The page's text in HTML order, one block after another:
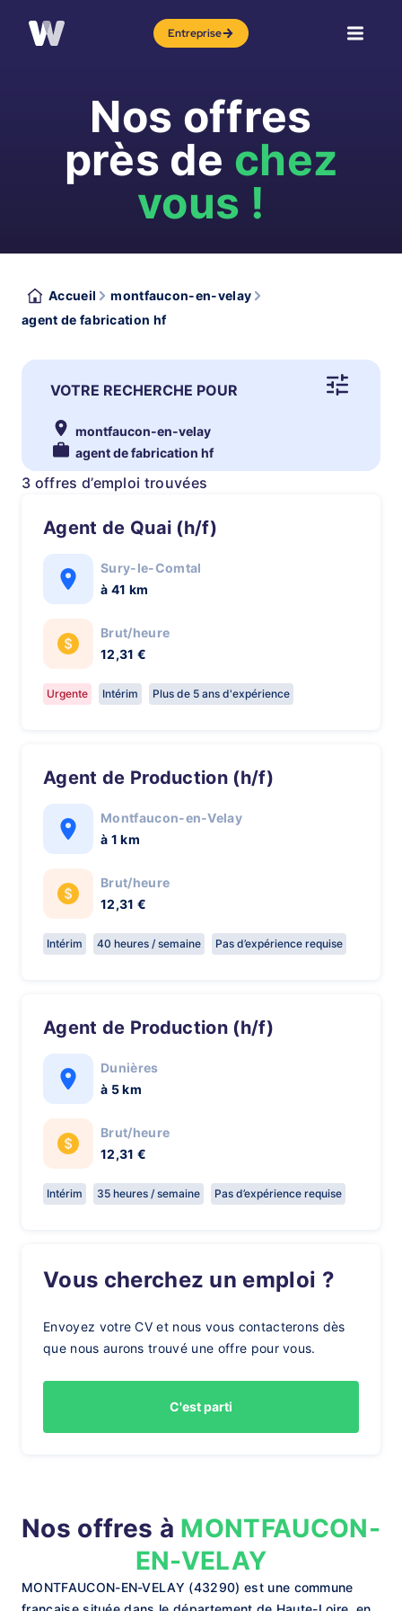
Entreprise
Nos offres
près de chez
vous !
Accueil
montfaucon-en-velay
agent de fabrication hf
VOTRE RECHERCHE POUR
montfaucon-en-velay
agent de fabrication hf
3 offres d’emploi trouvées
Agent de Quai (h/f)
Sury-le-Comtal
à 41 km
Brut/heure
12,31 €
Urgente Intérim Plus de 5 ans d'expérience
Agent de Production (h/f)
Montfaucon-en-Velay
à 1 km
Brut/heure
12,31 €
Intérim 40 heures / semaine Pas d’expérience requise
Agent de Production (h/f)
Dunières
à 5 km
Brut/heure
12,31 €
Intérim 35 heures / semaine Pas d’expérience requise
Vous cherchez un emploi ?
Envoyez votre CV et nous vous contacterons dès
que nous aurons trouvé une offre pour vous.
C'est parti
Nos offres à MONTFAUCON-
EN-VELAY
MONTFAUCON-EN-VELAY (43290) est une commune